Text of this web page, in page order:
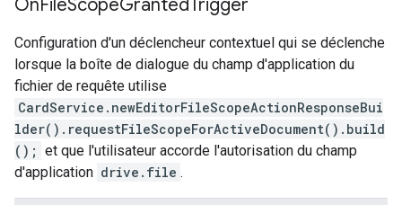
OnFileScopeGranted Trigger
Configuration d'un déclencheur contextuel qui se déclenche
lorsque la boîte de dialogue du champ d'application du
fichier de requête utilise
CardService.newEditorFileScopeActionResponseBui
lder().requestFileScopeForActiveDocument().build
(); et que l'utilisateur accorde l'autorisation du champ
d'application drive.file .